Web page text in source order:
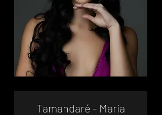
Tamandaré - Maria